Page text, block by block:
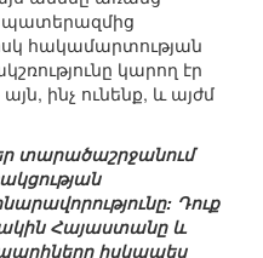
հակամարտության
կարող էր
այն, ինչ ունենք, և այժմ
տարածաշրջանում
Դուք
Հայաստանը և
իսկապես